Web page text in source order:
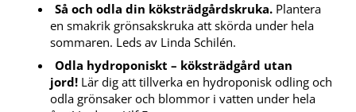
Så och odla din köksträdgårdskruka. Plantera
en smakrik grönsakskruka att skörda under hela
sommaren. Leds av Linda Schilén.
Odla hydroponiskt – köksträdgård utan
jord! Lär dig att tillverka en hydroponisk odling och
odla grönsaker och blommor i vatten under hela